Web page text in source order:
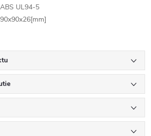
ABS UL94-5
90x90x26[mm]